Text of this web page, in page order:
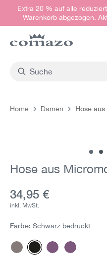
springen
Extra 20 % auf alle
Warenkorb abgezogen.
Home Damen Hose
Hose aus
Aktueller Preis:
34,95 €
inkl. MwSt.
Farbe: Schwarz bedruckt
Ecru bedruckt
Schwarz bedruckt
Purple Print
Purple